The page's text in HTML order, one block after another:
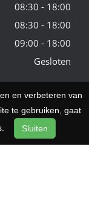
08:30 - 18:00
08:30 - 18:00
09:00 - 18:00
Gesloten
en verbeteren van
te gebruiken, gaat
Sluiten